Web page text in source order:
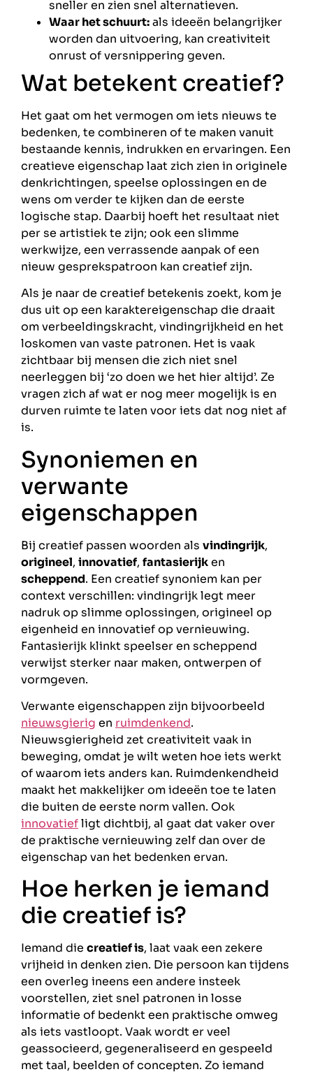
sneller en zien snel alternatieven.
Waar het schuurt:als ideeën belangrijker
worden dan uitvoering, kan creativiteit
onrust of versnippering geven.
Wat betekent creatief?
Het gaat om het vermogen om iets nieuws te
bedenken, te combineren of te maken vanuit
bestaande kennis, indrukken en ervaringen. Een
creatieve eigenschap laat zich zien in originele
denkrichtingen, speelse oplossingen en de
wens om verder te kijken dan de eerste
logische stap. Daarbij hoeft het resultaat niet
per se artistiek te zijn; ook een slimme
werkwijze, een verrassende aanpak of een
nieuw gesprekspatroon kan creatief zijn.
Als je naar de creatief betekenis zoekt, kom je
dus uit op een karaktereigenschap die draait
om verbeeldingskracht, vindingrijkheid en het
loskomen van vaste patronen. Het is vaak
zichtbaar bij mensen die zich niet snel
neerleggen bij ‘zo doen we het hier altijd’. Ze
vragen zich af wat er nog meer mogelijk is en
durven ruimte te laten voor iets dat nog niet af
is.
Synoniemen en
verwante
eigenschappen
Bij creatief passen woorden als vindingrijk,
origineel, innovatief, fantasierijken
scheppend. Een creatief synoniem kan per
context verschillen: vindingrijk legt meer
nadruk op slimme oplossingen, origineel op
eigenheid en innovatief op vernieuwing.
Fantasierijk klinkt speelser en scheppend
verwijst sterker naar maken, ontwerpen of
vormgeven.
Verwante eigenschappen zijn bijvoorbeeld
nieuwsgierig en ruimdenkend.
Nieuwsgierigheid zet creativiteit vaak in
beweging, omdat je wilt weten hoe iets werkt
of waarom iets anders kan. Ruimdenkendheid
maakt het makkelijker om ideeën toe te laten
die buiten de eerste norm vallen. Ook
innovatiefligt dichtbij, al gaat dat vaker over
de praktische vernieuwing zelf dan over de
eigenschap van het bedenken ervan.
Hoe herken je iemand
die creatief is?
Iemand die creatief is, laat vaak een zekere
vrijheid in denken zien. Die persoon kan tijdens
een overleg ineens een andere insteek
voorstellen, ziet snel patronen in losse
informatie of bedenkt een praktische omweg
als iets vastloopt. Vaak wordt er veel
geassocieerd, gegeneraliseerd en gespeeld
met taal, beelden of concepten. Zo iemand